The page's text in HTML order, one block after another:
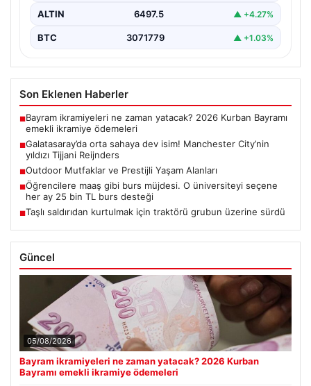
ALTIN 6497.5 ▲ +4.27%
BTC 3071779 ▲ +1.03%
Son Eklenen Haberler
■Bayram ikramiyeleri ne zaman yatacak? 2026 Kurban Bayramı
emekli ikramiye ödemeleri
■Galatasaray’da orta sahaya dev isim! Manchester City’nin
yıldızı Tijjani Reijnders
■Outdoor Mutfaklar ve Prestijli Yaşam Alanları
■Öğrencilere maaş gibi burs müjdesi. O üniversiteyi seçene
her ay 25 bin TL burs desteği
■Taşlı saldırıdan kurtulmak için traktörü grubun üzerine sürdü
Güncel
05/08/2026
Bayram ikramiyeleri ne zaman yatacak? 2026 Kurban
Bayramı emekli ikramiye ödemeleri